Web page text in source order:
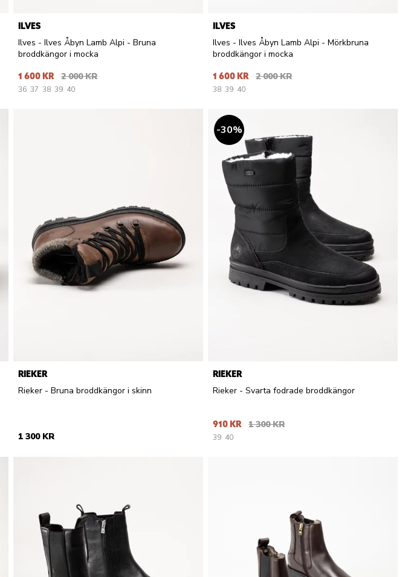
ILVES
Ilves - Ilves Åbyn Lamb Alpi - Bruna
broddkängor i mocka
1 600 KR 2 000 KR
36 37 38 39 40
ILVES
Ilves - Ilves Åbyn Lamb Alpi - Mörkbruna
broddkängor i mocka
1 600 KR 2 000 KR
38 39 40
RIEKER
Rieker - Bruna broddkängor i skinn
1 300 KR
30%
RIEKER
Rieker - Svarta fodrade broddkängor
910 KR 1 300 KR
39 40